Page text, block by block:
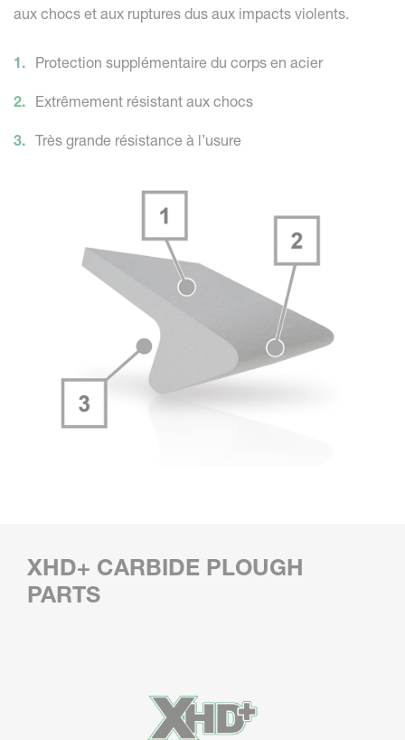
aux chocs et aux ruptures dus aux impacts violents.
Protection supplémentaire du corps en acier
Extrêmement résistant aux chocs
Très grande résistance à l’usure
XHD+ CARBIDE PLOUGH
PARTS